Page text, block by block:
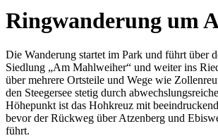
Ringwanderung um
Die Wanderung startet im Park und führt über
Siedlung „Am Mahlweiher“ und weiter ins
über mehrere Ortsteile und Wege wie
den Steegersee stetig durch
Höhepunkt ist das Hohkreuz mit
bevor der Rückweg über Atzenberg und
führt.